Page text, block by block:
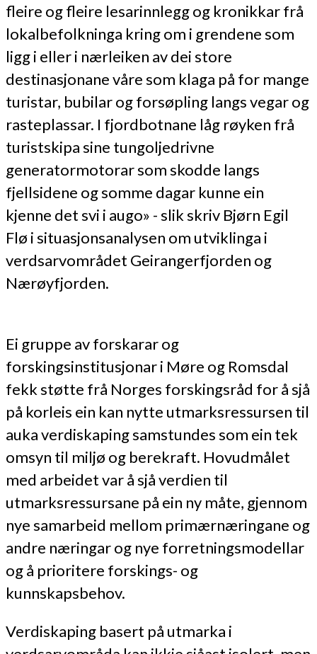
fleire og fleire lesarinnlegg og kronikkar frå
lokalbefolkninga kring om i grendene som
ligg i eller i nærleiken av dei store
destinasjonane våre som klaga på for mange
turistar, bubilar og forsøpling langs vegar og
rasteplassar. I fjordbotnane låg røyken frå
turistskipa sine tungoljedrivne
generatormotorar som skodde langs
fjellsidene og somme dagar kunne ein
kjenne det svi i augo» - slik skriv Bjørn Egil
Flø i situasjonsanalysen om utviklinga i
verdsarvområdet Geirangerfjorden og
Nærøyfjorden.
Ei gruppe av forskarar og
forskingsinstitusjonar i Møre og Romsdal
fekk støtte frå Norges forskingsråd for å sjå
på korleis ein kan nytte utmarksressursen til
auka verdiskaping samstundes som ein tek
omsyn til miljø og berekraft. Hovudmålet
med arbeidet var å sjå verdien til
utmarksressursane på ein ny måte, gjennom
nye samarbeid mellom primærnæringane og
andre næringar og nye forretningsmodellar
og å prioritere forskings- og
kunnskapsbehov.
Verdiskaping basert på utmarka i